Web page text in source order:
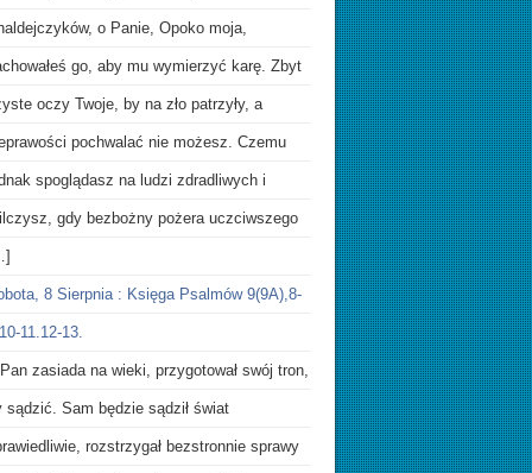
o Panie, Opoko moja,
go, aby mu wymierzyć karę. Zbyt
oczy Twoje, by na zło patrzyły, a
pochwalać nie możesz. Czemu
spoglądasz na ludzi zdradliwych i
gdy bezbożny pożera uczciwszego
8 Sierpnia : Księga Psalmów 9(9A),8-
11.12-13.
zasiada na wieki, przygotował swój tron,
sądzić. Sam będzie sądził świat
rozstrzygał bezstronnie sprawy